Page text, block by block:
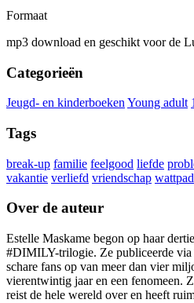
Formaat
mp3 download en geschikt voor de
Categorieën
Jeugd- en kinderboeken Young adult
Tags
break-up familie feelgood liefde
vakantie verliefd vriendschap wattpad
Over de auteur
Estelle Maskame begon op haar
#DIMILY-trilogie. Ze publiceerde via
schare fans op van meer dan vier
vierentwintig jaar en een fenomeen.
reist de hele wereld over en heeft